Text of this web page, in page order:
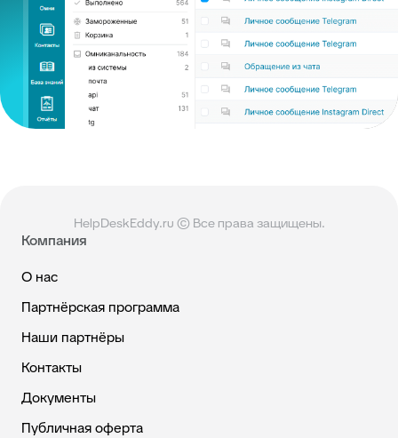
HelpDeskEddy.ru © Все права защищены.
Компания
О нас
Партнёрская программа
Наши партнёры
Контакты
Документы
Публичная оферта